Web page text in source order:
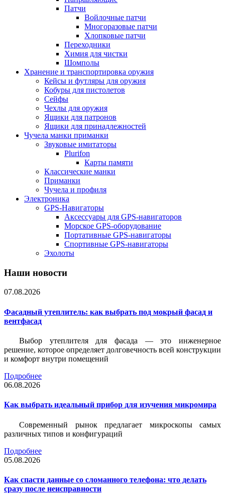
Патчи
Войлочные патчи
Многоразовые патчи
Хлопковые патчи
Переходники
Химия для чистки
Шомполы
Хранение и транспортировка оружия
Кейсы и футляры для оружия
Кобуры для пистолетов
Сейфы
Чехлы для оружия
Ящики для патронов
Ящики для принадлежностей
Чучела манки приманки
Звуковые имитаторы
Plurifon
Карты памяти
Классические манки
Приманки
Чучела и профиля
Электроника
GPS-Навигаторы
Аксессуары для GPS-навигаторов
Морское GPS-оборудование
Портативные GPS-навигаторы
Спортивные GPS-навигаторы
Эхолоты
Наши новости
07.08.2026
Фасадный утеплитель: как выбрать под мокрый фасад и
вентфасад
Выбор утеплителя для фасада — это инженерное
решение, которое определяет долговечность всей конструкции
и комфорт внутри помещений
Подробнее
06.08.2026
Как выбрать идеальный прибор для изучения микромира
Современный рынок предлагает микроскопы самых
различных типов и конфигураций
Подробнее
05.08.2026
Как спасти данные со сломанного телефона: что делать
сразу после неисправности